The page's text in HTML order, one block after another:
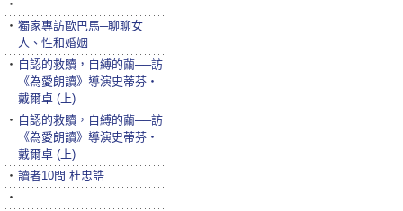
‧
‧ 獨家專訪歐巴馬─聊聊女
人、性和婚姻
‧ 自認的救贖，自縛的繭──訪
《為愛朗讀》導演史蒂芬‧
戴爾卓 (上)
‧ 自認的救贖，自縛的繭──訪
《為愛朗讀》導演史蒂芬‧
戴爾卓 (上)
‧ 讀者10問 杜忠誥
‧